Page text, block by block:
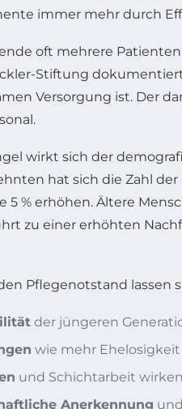
immer mehr durch
oft mehrere
Stiftung
Versorgung ist. Der
wirkt sich der
hat sich die Zahl
5 % erhöhen. Ältere
zu einer erhöhten
Pflegenotstand lassen
der jüngeren
wie mehr
und Schichtarbeit
Anerkennung